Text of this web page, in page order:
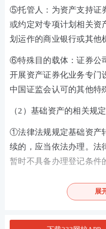
⑤托管人：为资产支持证
或约定对专项计划相关资
划运作的商业银行或其他
⑥特殊目的载体：证券公
开展资产证券化业务专门
中国证监会认可的其他特
（2 ）基础资产的相关规定
①法律法规规定基础资产
续的，应当依法办理。法
暂时不具备办理登记条件
②基础资产为债权的，应
展